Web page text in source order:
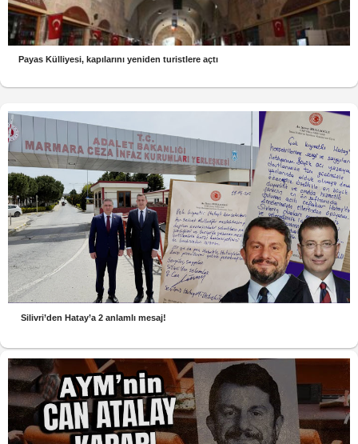
Payas Külliyesi, kapılarını yeniden turistlere açtı
Silivri’den Hatay’a 2 anlamlı mesaj!